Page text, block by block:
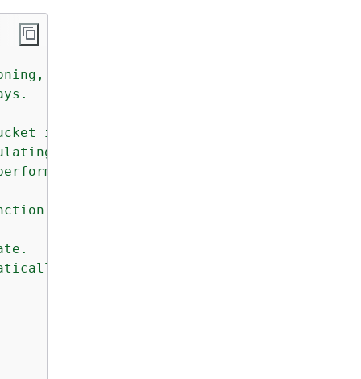
and configures a lifecycle
is a best practice.
a large number of
at the end of this module.
expired under the